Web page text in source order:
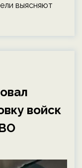
выясняют
войск